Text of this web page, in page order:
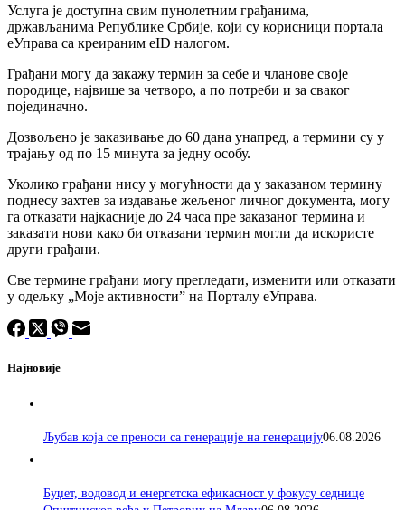
Услуга је доступна свим пунолетним грађанима,
држављанима Републике Србије, који су корисници портала
еУправа са креираним eID налогом.
Грађани могу да закажу термин за себе и чланове своје
породице, највише за четворо, а по потреби и за сваког
појединачно.
Дозвољено је заказивање до 60 дана унапред, а термини су у
трајању од по 15 минута за једну особу.
Уколико грађани нису у могућности да у заказаном термину
поднесу захтев за издавање жељеног личног документа, могу
га отказати најкасније до 24 часа пре заказаног термина и
заказати нови како би отказани термин могли да искористе
други грађани.
Све термине грађани могу прегледати, изменити или отказати
у одељку „Моје активностиˮ на Порталу еУправа.
Најновије
Љубав која се преноси са генерације на генерацију06.08.2026
Буџет, водовод и енергетска ефикасност у фокусу седнице